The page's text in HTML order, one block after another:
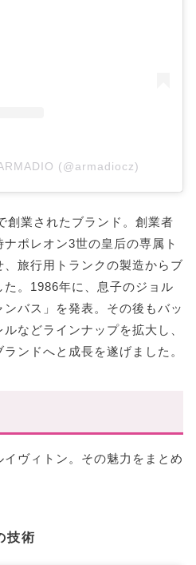
(@armadiocz)
創業されたブランド。創業者
ポレオン3世の皇后の専属ト
旅行用トランクの製造からブ
。1986年に、息子のジョル
バス」を発表。その後もバッ
などラインナップを拡大し、
ンドへと成長を遂げました。
ヴィトン。その魅力をまとめ
技術